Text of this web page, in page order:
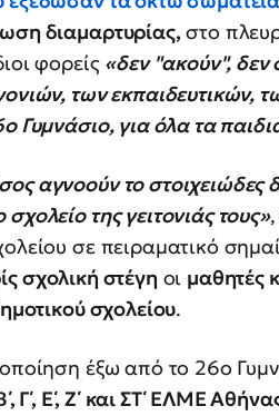
διαμαρτυρίας, στο
φορείς «δεν "ακούν", δεν
των εκπαιδευτικών,
Γυμνάσιο, για όλα τα
αγνοούν το
της γειτονιάς τους»
σε πειραματικό
σχολική στέγη οι μαθητές
σχολείου.
έξω από το 26ο
Γ΄, Ε΄, Ζ΄ και ΣΤ΄ ΕΛΜΕ